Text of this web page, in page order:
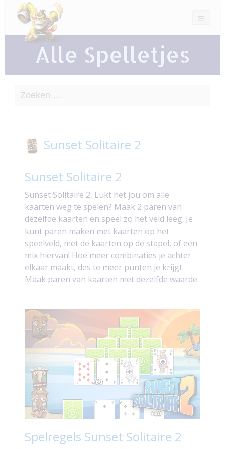
Alle Spelletjes
Zoeken
Sunset Solitaire 2
Sunset Solitaire 2
Sunset Solitaire 2, Lukt het jou om alle
kaarten weg te spelen? Maak 2 paren van
dezelfde kaarten en speel zo het veld leeg. Je
kunt paren maken met kaarten op het
speelveld, met de kaarten op de stapel, of een
mix hiervan! Hoe meer combinaties je achter
elkaar maakt, des te meer punten je krijgt.
Maak paren van kaarten met dezelfde waarde.
Spelregels Sunset Solitaire 2